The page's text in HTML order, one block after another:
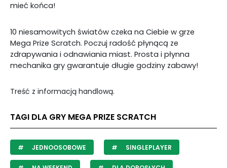
mieć końca!
10 niesamowitych światów czeka na Ciebie w grze
Mega Prize Scratch. Poczuj radość płynącą ze
zdrapywania i odnawiania miast. Prosta i płynna
mechanika gry gwarantuje długie godziny zabawy!
Treść z informacją handlową.
TAGI DLA GRY MEGA PRIZE SCRATCH
JEDNOOSOBOWE SINGLEPLAYER